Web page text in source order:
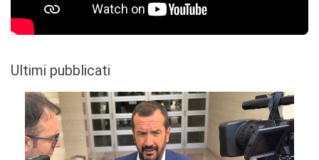
Ultimi pubblicati